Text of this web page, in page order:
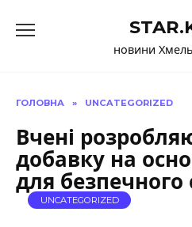
до
новини
ГОЛОВНА » UNCATEGORIZED
Вчені
добавку на
для безпечного
UNCATEGORIZED